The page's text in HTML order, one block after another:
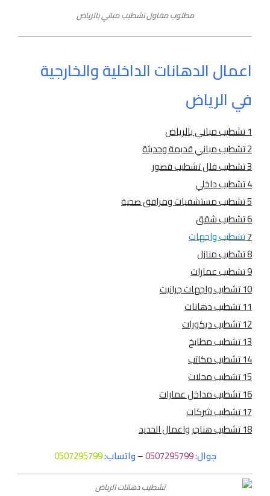
مطلوب مقاول تشطيب مباني بالرياض
اعمال الدهانات الداخلية والخارجية
في الرياض
1 تشطيب مباني بالرياض
2 تشطيب مباني قديمة وحديثة
3 تشطيب فلل تشطيب قصور
4 تشطيب داخلي
5 تشطيب مستشفيات ومرافق صحية
6 تشطيب شقق
7تشطيب واجهات
8 تشطيب منازل
9 تشطيب عمارات
10 تشطيب واجهات جرانيت
11 تشطيب دهانات
12 تشطيب ديكورات
13 تشطيب مطابخ
14 تشطيب مكاتب
15 تشطيب محلات
16 تشطيب مداخل عمارات
17 تشطيب شركات
18 تشطيب هناجر واعمال الحديد
جوال:0507295799
–واتساب:0507295799